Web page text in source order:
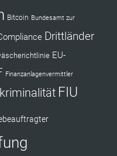
Bitcoin Bundesamt zur
Drittländer
EU-
Finanzanlagenvermittler
FIU